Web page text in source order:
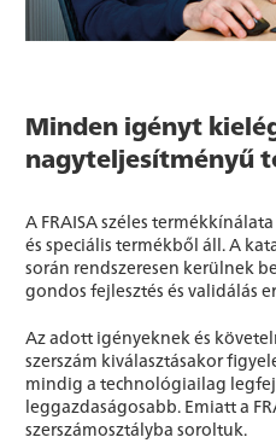
Minden igényt
nagyteljesítményű
A FRAISA széles
és speciális termékből áll. A
során rendszeresen kerülnek
gondos fejlesztés és validálás
Az adott igényeknek és
szerszám kiválasztásakor
mindig a technológiailag
leggazdaságosabb. Emiatt a
szerszámosztályba soroltuk.